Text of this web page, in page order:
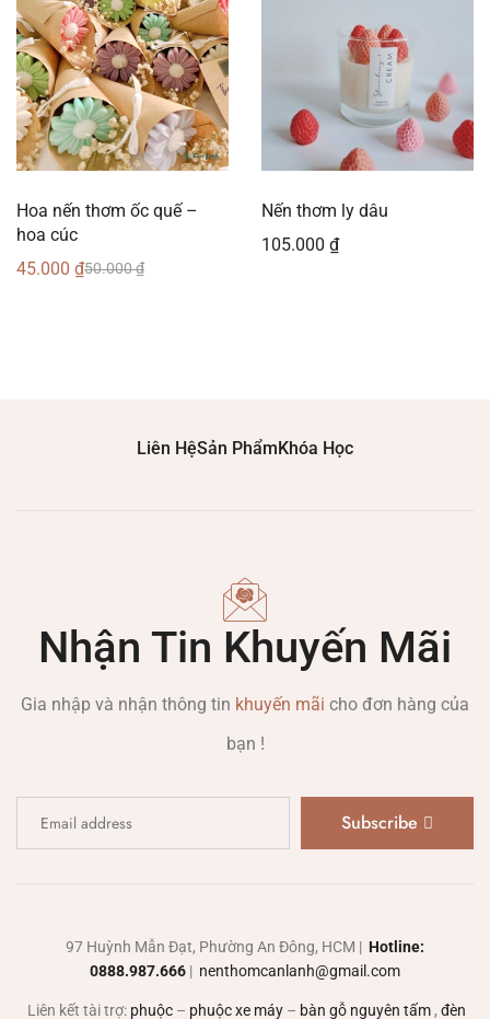
Hoa nến thơm ốc quế –
hoa cúc
50.000₫
45.000 ₫
Nến thơm ly dâu
105.000 ₫
Liên HệSản PhẩmKhóa Học
Nhận Tin Khuyến Mãi
Gia nhập và nhận thông tin khuyến mãi cho đơn hàng của
bạn !
Subscribe
97 Huỳnh Mẫn Đạt, Phường An Đông, HCM | Hotline:
0888.987.666 | nenthomcanlanh@gmail.com
Liên kết tài trợ: phuộc – phuộc xe máy – bàn gỗ nguyên tấm , đèn